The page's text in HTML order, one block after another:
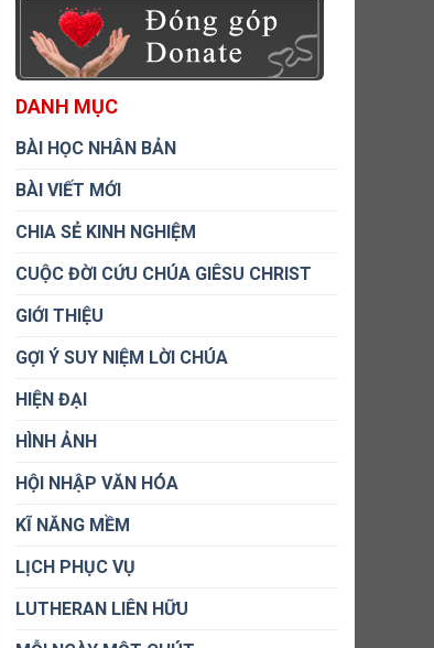
DANH MỤC
BÀI HỌC NHÂN BẢN
BÀI VIẾT MỚI
CHIA SẺ KINH NGHIỆM
CUỘC ĐỜI CỨU CHÚA GIÊSU CHRIST
GIỚI THIỆU
GỢI Ý SUY NIỆM LỜI CHÚA
HIỆN ĐẠI
HÌNH ẢNH
HỘI NHẬP VĂN HÓA
KĨ NĂNG MỀM
LỊCH PHỤC VỤ
LUTHERAN LIÊN HỮU